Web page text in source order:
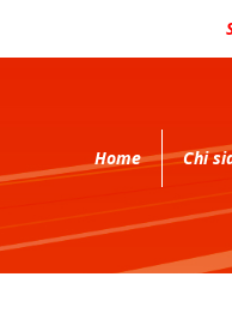
Home Chi